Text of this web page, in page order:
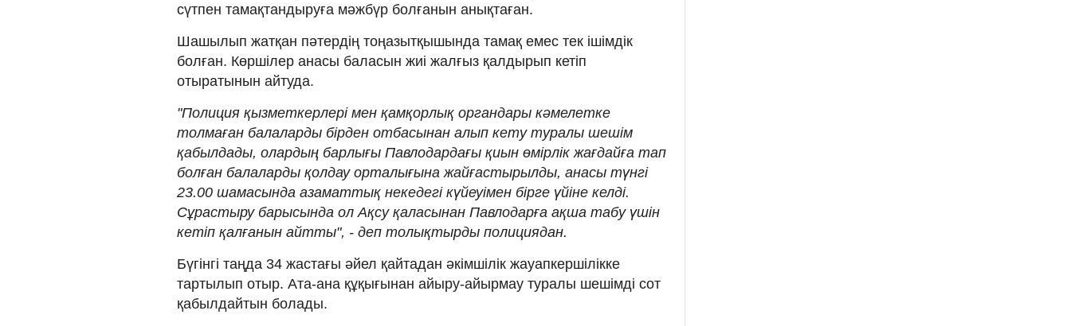
сүтпен тамақтандыруға мәжбүр болғанын анықтаған.
Шашылып жатқан пәтердің тоңазытқышында тамақ емес тек ішімдік
болған. Көршілер анасы баласын жиі жалғыз қалдырып кетіп
отыратынын айтуда.
"Полиция қызметкерлері мен қамқорлық органдары кәмелетке
толмаған балаларды бірден отбасынан алып кету туралы шешім
қабылдады, олардың барлығы Павлодардағы қиын өмірлік жағдайға тап
болған балаларды қолдау орталығына жайғастырылды, анасы түнгі
23.00 шамасында азаматтық некедегі күйеуімен бірге үйіне келді.
Сұрастыру барысында ол Ақсу қаласынан Павлодарға ақша табу үшін
кетіп қалғанын айтты", - деп толықтырды полициядан.
Бүгінгі таңда 34 жастағы әйел қайтадан әкімшілік жауапкершілікке
тартылып отыр. Ата-ана құқығынан айыру-айырмау туралы шешімді сот
қабылдайтын болады.